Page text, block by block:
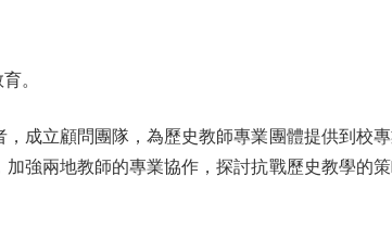
。
成立顧問團隊，為歷史教師專業團體提供到校
強兩地教師的專業協作，探討抗戰歷史教學的